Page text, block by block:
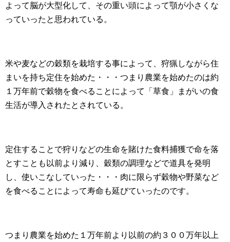
よって脳が大型化して、その重い頭によって顎が小さくな
っていったと思われている。
米や麦などの穀類を栽培する事によって、狩猟しながら住
まいを持ち定住を始めた・・・つまり農業を始めたのは約
１万年前で穀物を食べることによって「草食」まがいの食
生活が導入されたとされている。
定住することで狩りなどの生命を賭けた食料捕獲で命を落
とすことも以前より減り、穀類の調理などで道具を発明
し、使いこなしていった・・・肉に限らず穀物や野菜など
を食べることによって寿命も延びていったのです。
つまり農業を始めた１万年前より以前の約３００万年以上